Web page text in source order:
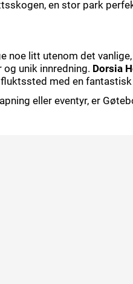
en stor park
noe litt utenom det
unik innredning. Dorsia
med en fantastisk
eller eventyr, er